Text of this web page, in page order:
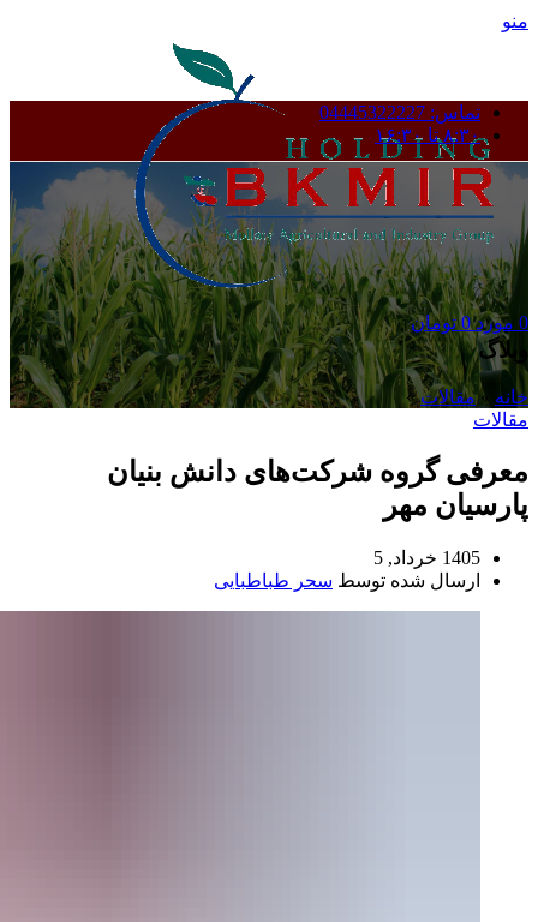
منو
0 مورد 0 تومان
تماس: 04445322227
۸:۳۰ تا ۱۶:۳۰
وبلاگ
خانه »مقالات»
مقالات
معرفی گروه شرکت‌های دانش بنیان
پارسیان مهر
1405 خرداد, 5
ارسال شده توسط سحر طباطبایی